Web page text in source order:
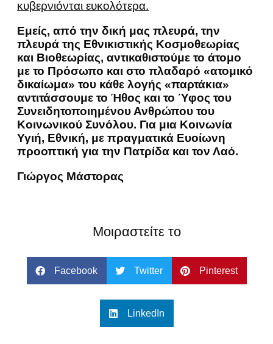
κυβερνιόνται ευκολότερα.
Εμείς, από την δική μας πλευρά, την
πλευρά της Εθνικιστικής Κοσμοθεωρίας
και Βιοθεωρίας, αντικαθιστούμε το άτομο
με το Πρόσωπο και στο πλαδαρό «ατομικό
δικαίωμα» του κάθε λογής «παρτάκια»
αντιτάσσουμε το Ήθος και το Ύφος του
Συνειδητοποιημένου Ανθρώπου του
Κοινωνικού Συνόλου. Για μια Κοινωνία
Υγιή, Εθνική, με πραγματικά Ευοίωνη
προοπτική για την Πατρίδα και τον Λαό.
Γιώργος Μάστορας
Μοιραστείτε το
Facebook Twitter Pinterest
LinkedIn